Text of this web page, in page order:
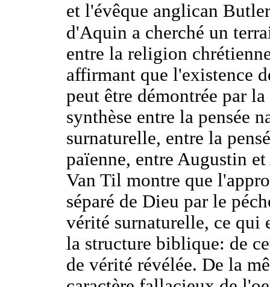
et l'évêque anglican
d'Aquin a cherché un
entre la religion
affirmant que l'existence
peut être démontrée par
synthèse entre la pensée
surnaturelle, entre la
païenne, entre Augustin
Van Til montre que
séparé de Dieu par le
vérité surnaturelle, ce qui
la structure biblique: de
de vérité révélée. De la